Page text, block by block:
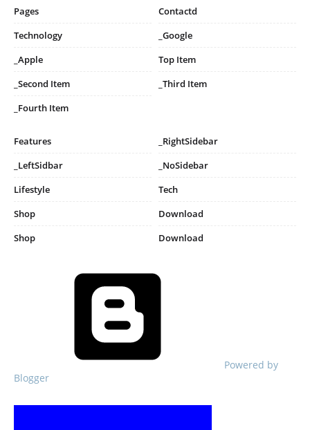
Pages
Contactd
Technology
_Google
_Apple
Top Item
_Second Item
_Third Item
_Fourth Item
Features
_RightSidebar
_LeftSidbar
_NoSidebar
Lifestyle
Tech
Shop
Download
Shop
Download
Powered by
Blogger